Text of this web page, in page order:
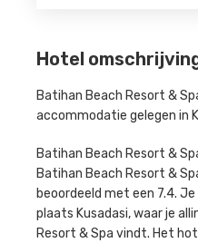
Hotel
Batihan Beach Resort &
accommodatie gelegen in
Batihan Beach Resort &
Batihan Beach Resort &
beoordeeld met een 7.4.
plaats Kusadasi, waar je
Resort & Spa vindt. Het